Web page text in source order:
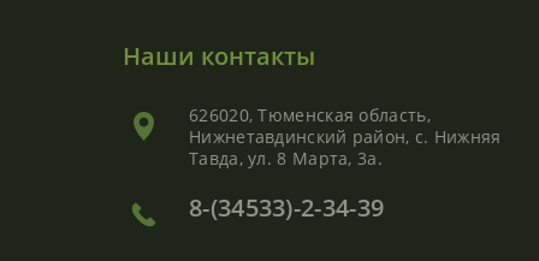
Наши контакты
626020, Тюменская область,
Нижнетавдинский район, с. Нижняя
Тавда, ул. 8 Марта, 3а.
8-(34533)-2-34-39